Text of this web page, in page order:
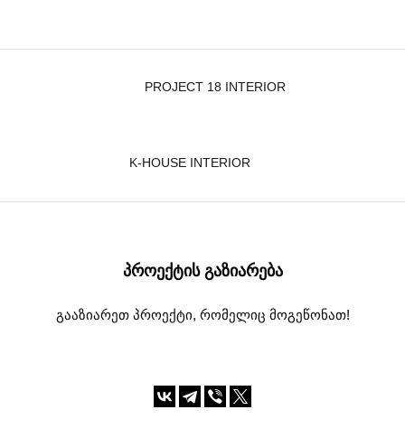
PROJECT 18 INTERIOR
K-HOUSE INTERIOR
ᲞᲠᲝᲔᲥᲢᲘᲡ ᲒᲐᲖᲘᲐᲠᲔᲑᲐ
გააზიარეთ პროექტი, რომელიც მოგეწონათ!